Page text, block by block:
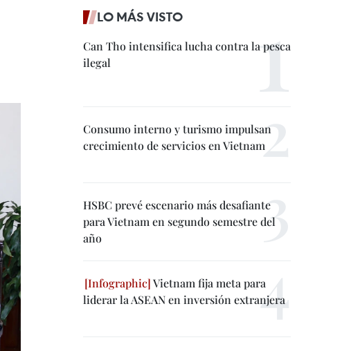
LO MÁS VISTO
Can Tho intensifica lucha contra la pesca
ilegal
Consumo interno y turismo impulsan
crecimiento de servicios en Vietnam
HSBC prevé escenario más desafiante
para Vietnam en segundo semestre del
año
Vietnam fija meta para
liderar la ASEAN en inversión extranjera